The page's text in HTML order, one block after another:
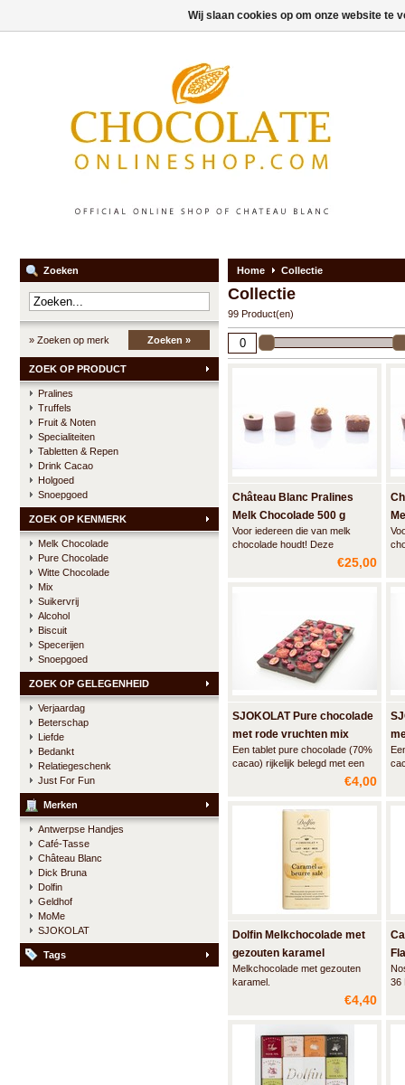
Zoeken
» Zoeken op merk Zoeken »
ZOEK OP PRODUCT
Pralines
Truffels
Fruit & Noten
Specialiteiten
Tabletten & Repen
Drink Cacao
Holgoed
Snoepgoed
ZOEK OP KENMERK
Melk Chocolade
Pure Chocolade
Witte Chocolade
Mix
Suikervrij
Alcohol
Biscuit
Specerijen
Snoepgoed
ZOEK OP GELEGENHEID
Verjaardag
Beterschap
Liefde
Bedankt
Relatiegeschenk
Just For Fun
Merken
Antwerpse Handjes
Café-Tasse
Château Blanc
Dick Bruna
Dolfin
Geldhof
MoMe
SJOKOLAT
Tags
Home Collectie
Collectie
99 Product(en)
Château Blanc Pralines
Melk Chocolade 500 g
Voor iedereen die van melk
chocolade houdt! Deze
traditionele ballotin, edel verpakt
in een luxe geschenkpapier met
melk chocolade met de fijnste
€25,00
SJOKOLAT Pure chocolade
met rode vruchten mix
Een tablet pure chocolade (70%
cacao) rijkelijk belegd met een
melange van rode vruchten.€4,00
Dolfin Melkchocolade met
gezouten karamel
Melkchocolade met gezouten
karamel.
€4,40
36
Wij slaan cookies op om onze website te